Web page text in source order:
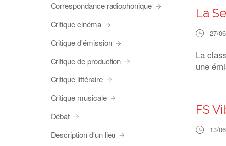
La
27/
La
une
FS
13/
Correspondance radiophonique
Critique cinéma
Critique d'émission
Critique de production
Critique littéraire
Critique musicale
Débat
Description d'un lieu